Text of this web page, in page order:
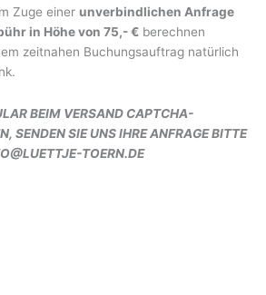
Zuge einer unverbindlichen Anfrage
in Höhe von 75,- € berechnen
zeitnahen Buchungsauftrag natürlich
BEIM VERSAND CAPTCHA-
SENDEN SIE UNS IHRE ANFRAGE BITTE
TOERN.DE